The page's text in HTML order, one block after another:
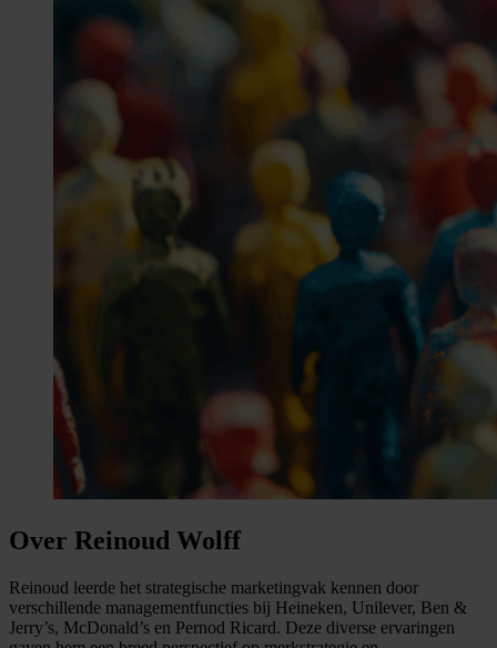
Over Reinoud Wolff
Reinoud leerde het strategische marketingvak kennen door
verschillende managementfuncties bij Heineken, Unilever, Ben &
Jerry’s, McDonald’s en Pernod Ricard. Deze diverse ervaringen